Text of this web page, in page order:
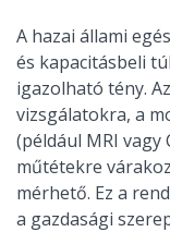
A hazai állami
és kapacitásbeli
igazolható tény.
vizsgálatokra, a
(például MRI vagy
műtétekre
mérhető. Ez a
a gazdasági